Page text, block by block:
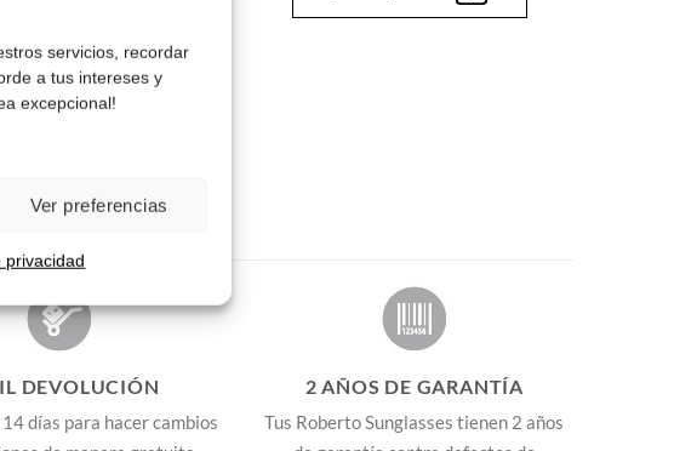
servicios, recordar
a tus intereses y
excepcional!
Ver preferencias
privacidad
DEVOLUCIÓN
días para hacer cambios
2 AÑOS DE GARANTÍA
Tus Roberto Sunglasses tienen 2 años